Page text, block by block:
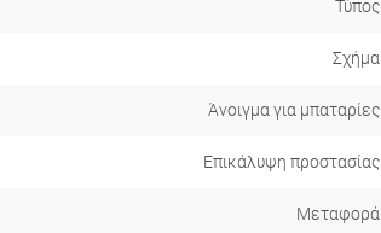
Τύπος
Σχήμα
Άνοιγμα για μπαταρίες
Επικάλυψη προστασίας
Μεταφορά